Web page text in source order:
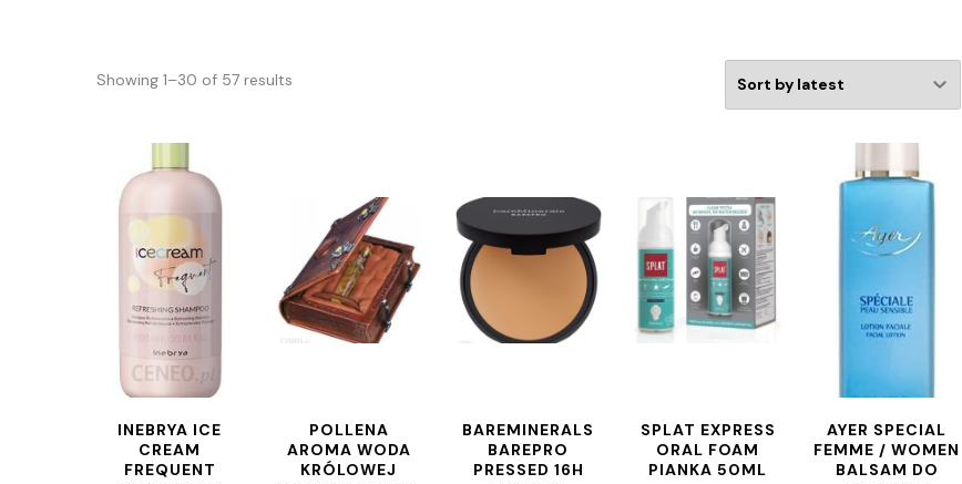
Showing 1–30 of 57 results
INEBRYA ICE
CREAM
FREQUENT
POLLENA
AROMA WODA
KRÓLOWEJ
BAREMINERALS
BAREPRO
PRESSED 16H
SPLAT EXPRESS
ORAL FOAM
PIANKA 50ML
AYER SPECIAL
FEMME / WOMEN
BALSAM DO